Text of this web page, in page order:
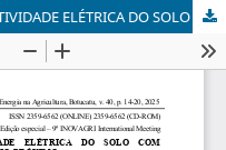
PREDIÇÃO ESPECTRAL DA CONDUTIVIDADE ELÉTRICA DO SOLO COM ESPECTROSCOPIA VISÍVEL E INFRAVERMELHO PRÓXIMO